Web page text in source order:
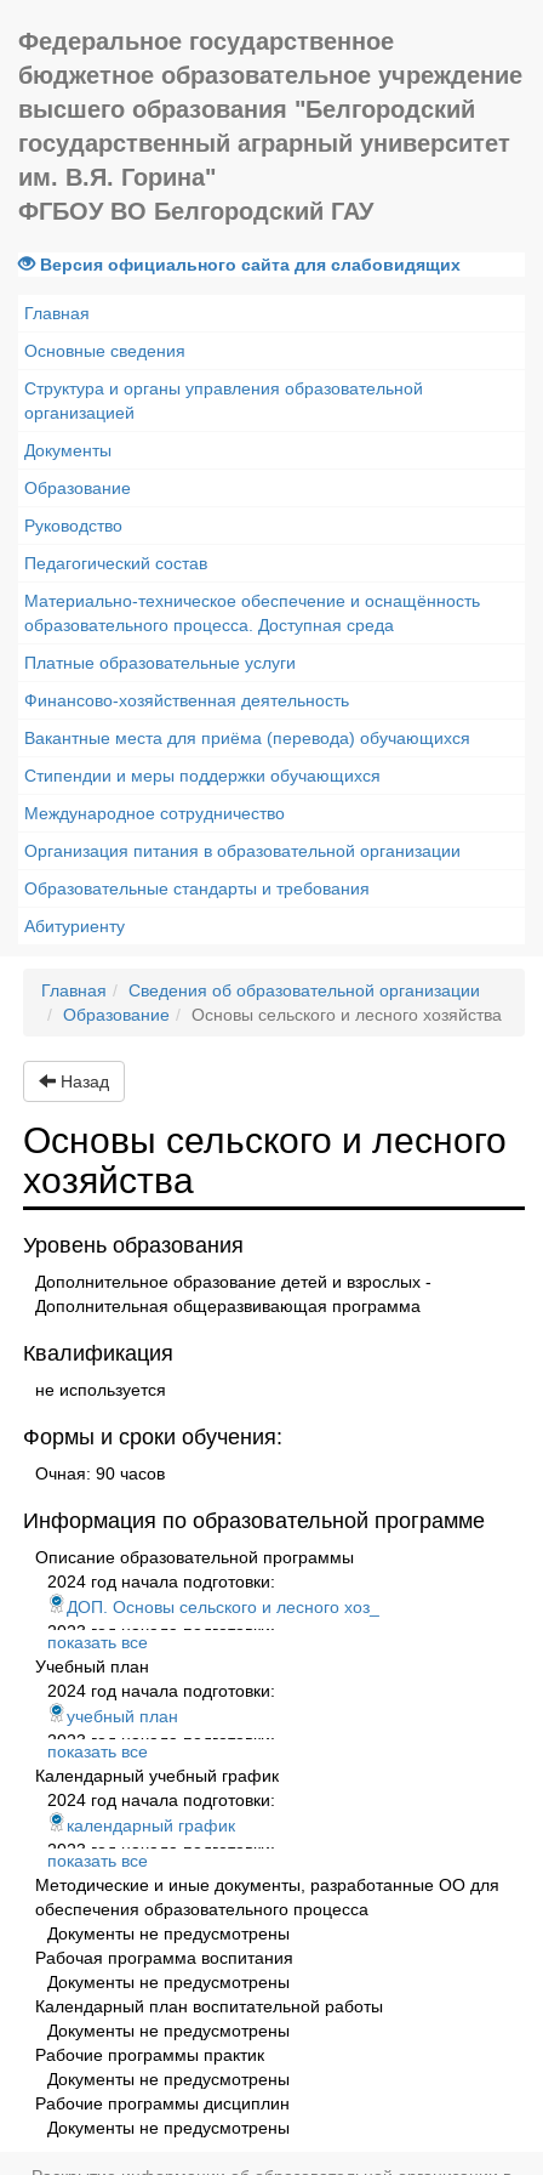
Федеральное государственное
бюджетное образовательное учреждение
высшего образования "Белгородский
государственный аграрный университет
им. В.Я. Горина"
ФГБОУ ВО Белгородский ГАУ
Версия официального сайта для слабовидящих
Главная
Основные сведения
Структура и органы управления образовательной
организацией
Документы
Образование
Руководство
Педагогический состав
Материально-техническое обеспечение и оснащённость
образовательного процесса. Доступная среда
Платные образовательные услуги
Финансово-хозяйственная деятельность
Вакантные места для приёма (перевода) обучающихся
Стипендии и меры поддержки обучающихся
Международное сотрудничество
Организация питания в образовательной организации
Образовательные стандарты и требования
Абитуриенту
Главная
Сведения об образовательной организации
Образование
Основы сельского и лесного хозяйства
Назад
Основы сельского и лесного
хозяйства
Уровень образования
Дополнительное образование детей и взрослых -
Дополнительная общеразвивающая программа
Квалификация
не используется
Формы и сроки обучения:
Очная: 90 часов
Информация по образовательной программе
Описание образовательной программы
2024 год начала подготовки:
ДОП. Основы сельского и лесного хоз_
2023 год начала подготовки:
Дополнительная общеобразовательная
(общеразвивающая) программа
2022 год начала подготовки:
Дополнительная общеобразовательная программа
показать все
Учебный план
2024 год начала подготовки:
учебный план
2023 год начала подготовки:
Учебный план
2022 год начала подготовки:
учебный план
показать все
Календарный учебный график
2024 год начала подготовки:
календарный график
2023 год начала подготовки:
2022 год начала подготовки:
календарный график
показать все
Методические и иные документы, разработанные ОО для
обеспечения образовательного процесса
Документы не предусмотрены
Рабочая программа воспитания
Документы не предусмотрены
Календарный план воспитательной работы
Документы не предусмотрены
Рабочие программы практик
Документы не предусмотрены
Рабочие программы дисциплин
Документы не предусмотрены